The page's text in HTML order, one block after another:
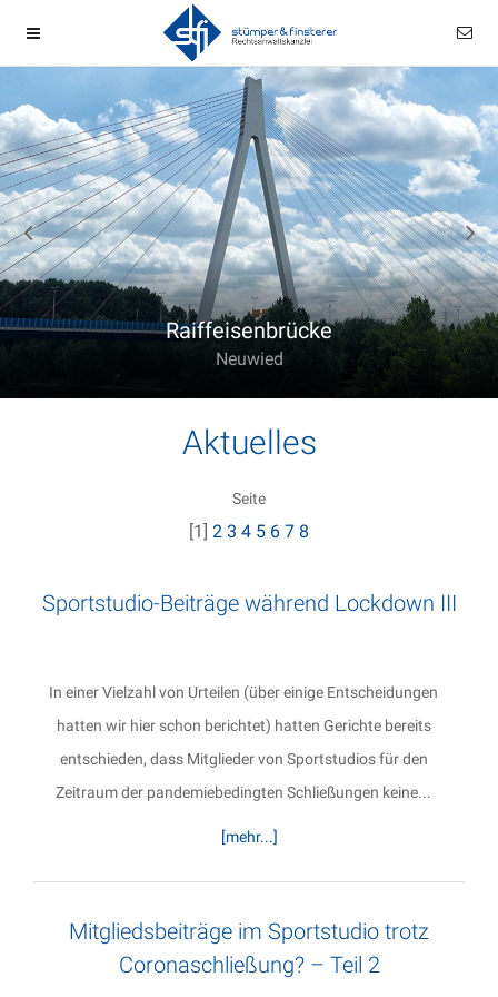
Raiffeisenbrücke
Neuwied
Aktuelles
Seite
[1] 2 3 4 5 6 7 8
Sportstudio-Beiträge während Lockdown III
In einer Vielzahl von Urteilen (über einige Entscheidungen
hatten wir hier schon berichtet) hatten Gerichte bereits
entschieden, dass Mitglieder von Sportstudios für den
Zeitraum der pandemiebedingten Schließungen keine...
[mehr...]
Mitgliedsbeiträge im Sportstudio trotz
Coronaschließung? – Teil 2